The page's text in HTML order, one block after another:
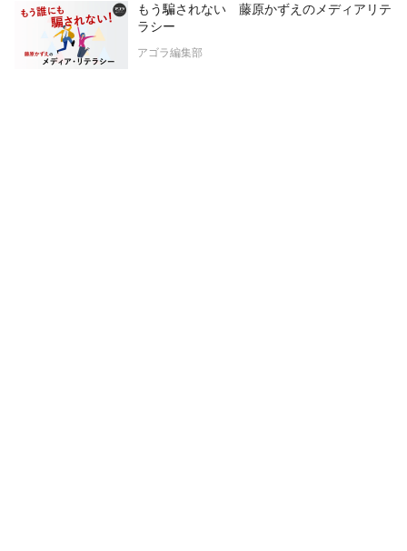
もう騙されない 藤原かずえのメディアリテ
ラシー
アゴラ編集部